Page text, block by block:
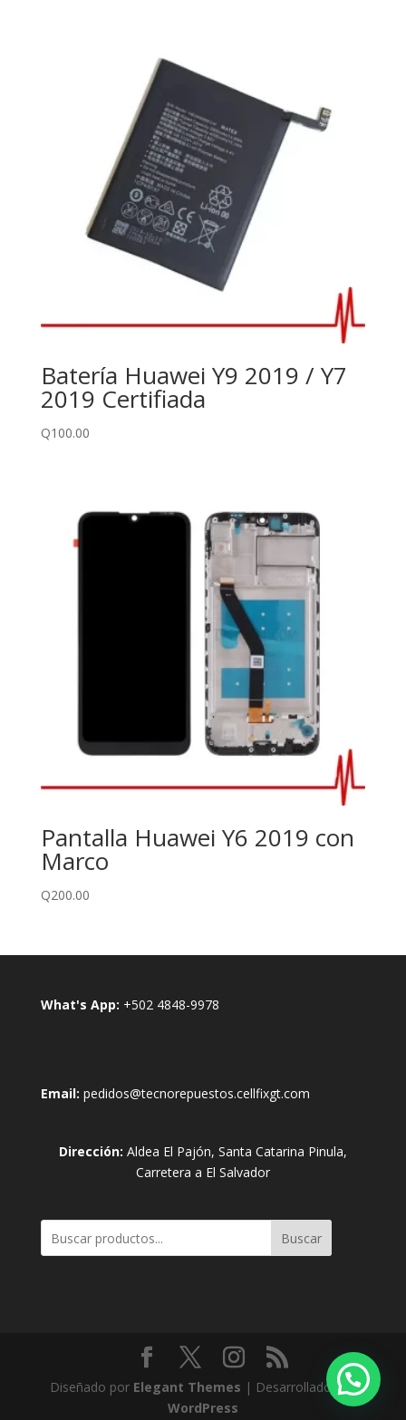
Batería Huawei Y9 2019 / Y7
2019 Certifiada
Q100.00
Pantalla Huawei Y6 2019 con
Marco
Q200.00
What's App: +502 4848-9978
Email: pedidos@tecnorepuestos.cellfixgt.com
Dirección: Aldea El Pajón, Santa Catarina Pinula,
Carretera a El Salvador
Buscar
Diseñado por Elegant Themes | Desarrollado por
WordPress